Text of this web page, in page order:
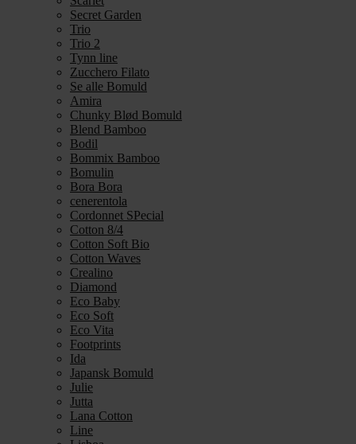
Secret Garden
Trio
Trio 2
Tynn line
Zucchero Filato
Se alle Bomuld
Amira
Chunky Blød Bomuld
Blend Bamboo
Bodil
Bommix Bamboo
Bomulin
Bora Bora
cenerentola
Cordonnet SPecial
Cotton 8/4
Cotton Soft Bio
Cotton Waves
Crealino
Diamond
Eco Baby
Eco Soft
Eco Vita
Footprints
Ida
Japansk Bomuld
Julie
Jutta
Lana Cotton
Line